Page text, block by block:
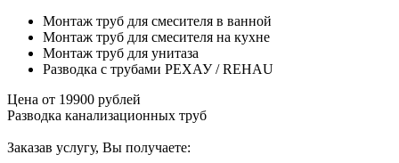
Монтаж труб для смесителя в ванной
Монтаж труб для смесителя на кухне
Монтаж труб для унитаза
Разводка с трубами РЕХАУ / REHAU
Цена от 19900 рублей
Разводка канализационных труб
Заказав услугу, Вы получаете: